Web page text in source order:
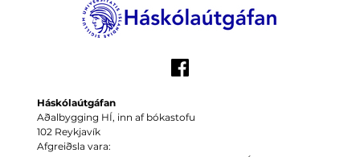
Háskólaútgáfan
Aðalbygging HÍ, inn af bókastofu
102 Reykjavík
Afgreiðsla vara: